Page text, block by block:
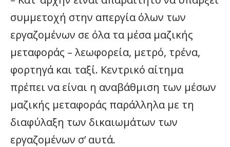
συμμετοχή στην απεργία όλων των
εργαζομένων σε όλα τα μέσα μαζικής
μεταφοράς – λεωφορεία, μετρό, τρένα,
φορτηγά και ταξί. Κεντρικό αίτημα
πρέπει να είναι η αναβάθμιση των μέσων
μαζικής μεταφοράς παράλληλα με τη
διαφύλαξη των δικαιωμάτων των
εργαζομένων σ’ αυτά.